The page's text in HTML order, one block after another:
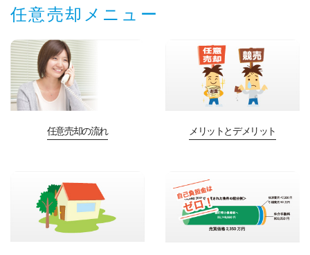
任意売却メニュー
任意売却の流れ メリットとデメリット